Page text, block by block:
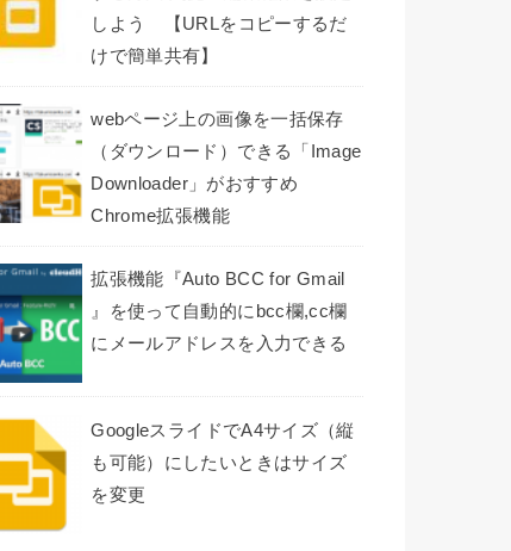
しよう 【URLをコピーするだ
けで簡単共有】
webページ上の画像を一括保存
（ダウンロード）できる「Image
Downloader」がおすすめ
Chrome拡張機能
拡張機能『Auto BCC for Gmail
』を使って自動的にbcc欄,cc欄
にメールアドレスを入力できる
GoogleスライドでA4サイズ（縦
も可能）にしたいときはサイズ
を変更